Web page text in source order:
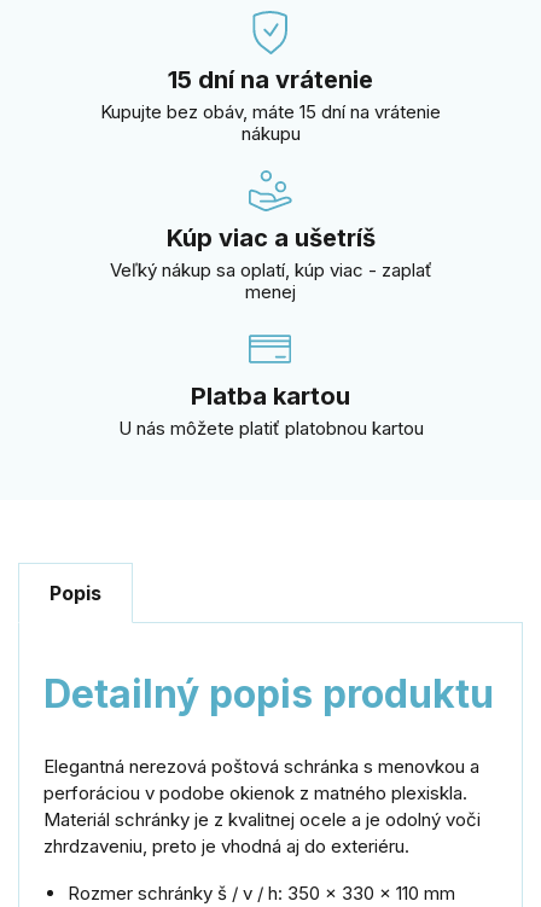
15 dní na vrátenie
Kupujte bez obáv, máte 15 dní na vrátenie
nákupu
Kúp viac a ušetríš
Veľký nákup sa oplatí, kúp viac - zaplať
menej
Platba kartou
U nás môžete platiť platobnou kartou
Popis
Detailný popis produktu
Elegantná nerezová poštová schránka s menovkou a
perforáciou v podobe okienok z matného plexiskla.
Materiál schránky je z kvalitnej ocele a je odolný voči
zhrdzaveniu, preto je vhodná aj do exteriéru.
Rozmer schránky š / v / h: 350 x 330 x 110 mm